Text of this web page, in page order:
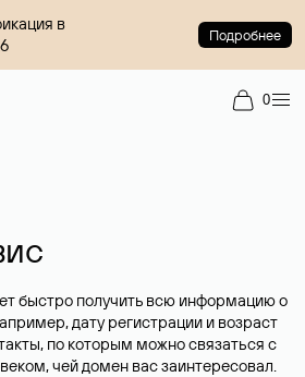
в
Подробнее
0
быстро получить всю информацию о
дату регистрации и возраст
по которым можно связаться с
чей домен вас заинтересовал.